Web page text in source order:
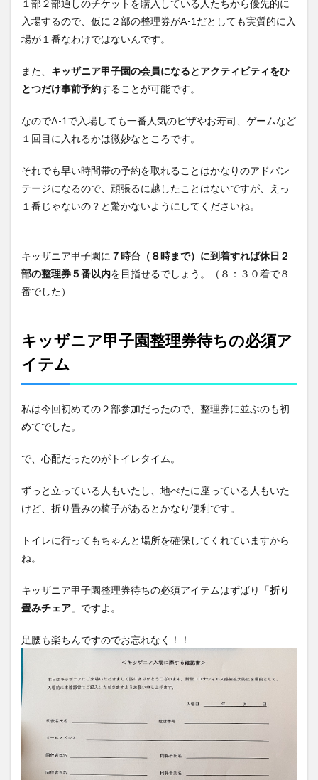
ティ
ビテ
ィ状
況や
プは
リで
可能
１部２部通しのチケットを購入している人たちから優先的に
入場するので、仮に２部の整理券がA-1だとしても実質的に入
場が１番なわけではないんです。
また、 キッザニア甲子園の会員になるとアクティビティをひ
とつだけ事前予約することが可能です。
なのでA-1で入場しても一番人気のピザやお寿司、ゲームなど
１回目に入れるかは微妙なところです。
それでも早い時間帯の予約を取れることはかなりのアドバン
テージになるので、頑張るに越したことはないですが、えっ
１番じゃないの？と驚かないようにしてくださいね。
キッザニア甲子園に ７時台（８時まで）に到着すれば休日２
部の整理券５番以内を目指せるでしょう。（８：３０着で８
番でした）
キッザニア甲子園整理券待ちの必須ア
イテム
私は今回初めての２部参加だったので、整理券に並ぶのも初
めてでした。
で、心配だったのがトイレタイム。
ずっと立っている人もいたし、地べたに座っている人もいた
けど、折り畳みの椅子があるとかなり便利です。
トイレに行ってもちゃんと場所を確保してくれていますから
ね。
キッザニア甲子園整理券待ちの必須アイテムはずばり「折り
畳みチェア 」ですよ。
足腰も楽ちんですのでお忘れなく！！